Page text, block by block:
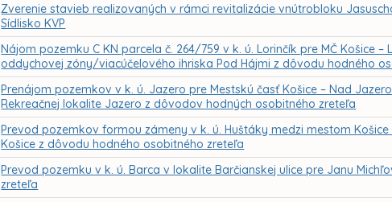
Zverenie stavieb realizovaných v rámci revitalizácie vnútrobloku
Sídlisko KVP
Nájom pozemku C KN parcela č. 264/759 v k. ú. Lorinčík pre MČ Košice
oddychovej zóny/viacúčelového ihriska Pod Hájmi z dôvodu hodného
Prenájom pozemkov v k. ú. Jazero pre Mestskú časť Košice – Nad
Rekreačnej lokalite Jazero z dôvodov hodných osobitného zreteľa
Prevod pozemkov formou zámeny v k. ú. Huštáky medzi mestom
Košice z dôvodu hodného osobitného zreteľa
Prevod pozemku v k. ú. Barca v lokalite Barčianskej ulice pre Janu
zreteľa